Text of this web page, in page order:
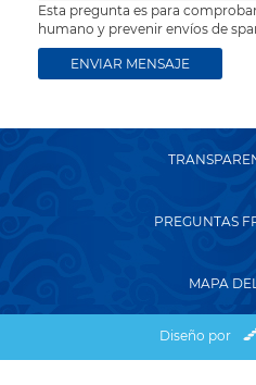
Esta pregunta es para
humano y prevenir envíos de
PREGUNTAS
MAPA
Diseño por